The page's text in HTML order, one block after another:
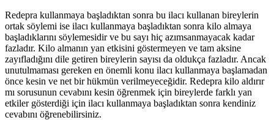
Redepra kullanmaya başladıktan sonra bu ilacı kullanan bireylerin
ortak söylemi ise ilacı kullanmaya başladıktan sonra kilo almaya
başladıklarını söylemesidir ve bu sayı hiç azımsanmayacak kadar
fazladır. Kilo almanın yan etkisini göstermeyen ve tam aksine
zayıfladığını dile getiren bireylerin sayısı da oldukça fazladır. Ancak
unutulmaması gereken en önemli konu ilacı kullanmaya başlamadan
önce kesin ve net bir hükmün verilmeyeceğidir. Redepra kilo aldırır
mı sorusunun cevabını kesin öğrenmek için bireylerde farklı yan
etkiler gösterdiği için ilacı kullanmaya başladıktan sonra kendiniz
cevabını öğrenebilirsiniz.